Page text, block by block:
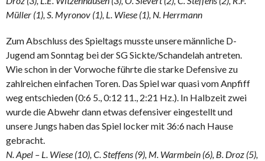
Müller (1), S. Myronov (1), L. Wiese (1), N. Herrmann
Zum Abschluss des Spieltags musste unsere männliche D-
Jugend am Sonntag bei der SG Sickte/Schandelah antreten.
Wie schon in der Vorwoche führte die starke Defensive zu
zahlreichen einfachen Toren. Das Spiel war quasi vom Anpfiff
weg entschieden (0:6 5., 0:12 11., 2:21 Hz.). In Halbzeit zwei
wurde die Abwehr dann etwas defensiver eingestellt und
unsere Jungs haben das Spiel locker mit 36:6 nach Hause
gebracht.
N. Apel – L. Wiese (10), C. Steffens (9), M. Warmbein (6), B. Droz (5),